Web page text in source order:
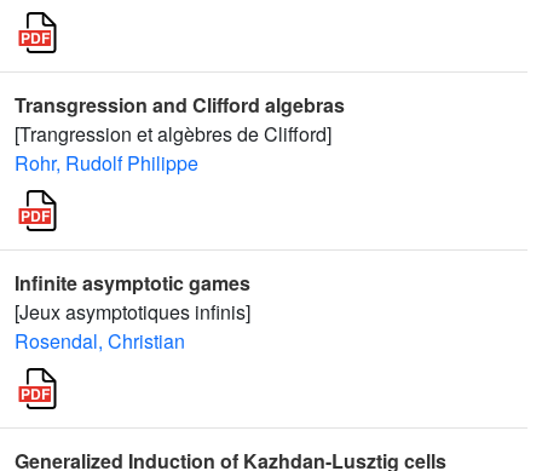
Transgression and Clifford algebras
[Trangression et algèbres de Clifford]
Rohr, Rudolf Philippe
Infinite asymptotic games
[Jeux asymptotiques infinis]
Rosendal, Christian
Generalized Induction of Kazhdan-Lusztig cells